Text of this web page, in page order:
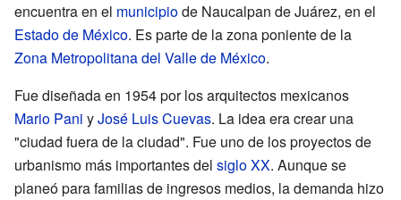
encuentra en el municipiode Naucalpan de Juárez, en el
Estado de México. Es parte de la zona poniente de la
Zona Metropolitana del Valle de México.
Fue diseñada en 1954 por los arquitectos mexicanos
Mario Pani yJosé Luis Cuevas. La idea era crear una
"ciudad fuera de la ciudad". Fue uno de los proyectos de
urbanismo más importantes del siglo XX. Aunque se
planeó para familias de ingresos medios, la demanda hizo